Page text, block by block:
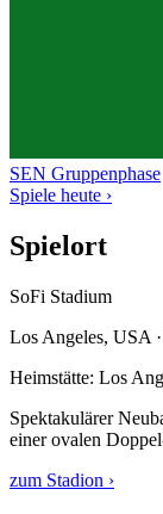
SEN Gruppenphase
Spiele heute ›
Spielort
SoFi Stadium
Los Angeles, USA
Heimstätte: Los
Spektakulärer
einer ovalen
zum Stadion ›